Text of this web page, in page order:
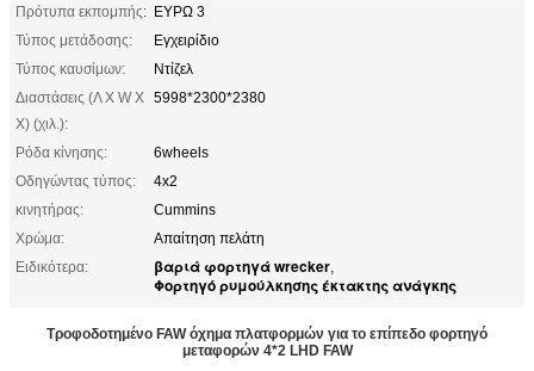
Πρότυπα εκπομπής: ΕΥΡΩ 3
Τύπος μετάδοσης:
Εγχειρίδιο
Τύπος καυσίμων:
Ντίζελ
Διαστάσεις (Λ Χ W Χ
Χ) (χιλ.):
5998*2300*2380
Ρόδα κίνησης:
6wheels
Οδηγώντας τύπος:
4x2
κινητήρας:
Cummins
Χρώμα:
Απαίτηση πελάτη
Ειδικότερα:
βαριά φορτηγά wrecker,
Φορτηγό ρυμούλκησης έκτακτης ανάγκης
Τροφοδοτημένο FAW όχημα πλατφορμών για το επίπεδο φορτηγό
μεταφορών 4*2 LHD FAW